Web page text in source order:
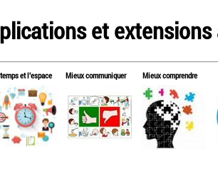
et
et l'espace Mieux communiquer Mieux comprendre